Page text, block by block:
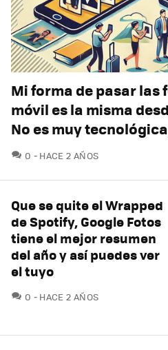
Mi forma de pasar las
móvil es la misma
No es muy
0 COMENTARIOS
HACE 2 AÑOS
Que se quite el Wrapped
de Spotify, Google Fotos
tiene el mejor resumen
del año y así puedes ver
el tuyo
0 COMENTARIOS
HACE 2 AÑOS